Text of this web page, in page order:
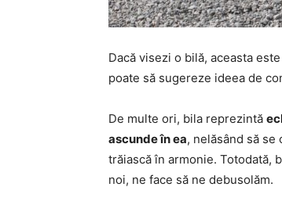
Dacă visezi o bilă, aceasta
poate să sugereze ideea de
De multe ori, bila reprezintă
ascunde în ea, nelăsând să
trăiască în armonie. Totodată,
noi, ne face să ne debusolăm.